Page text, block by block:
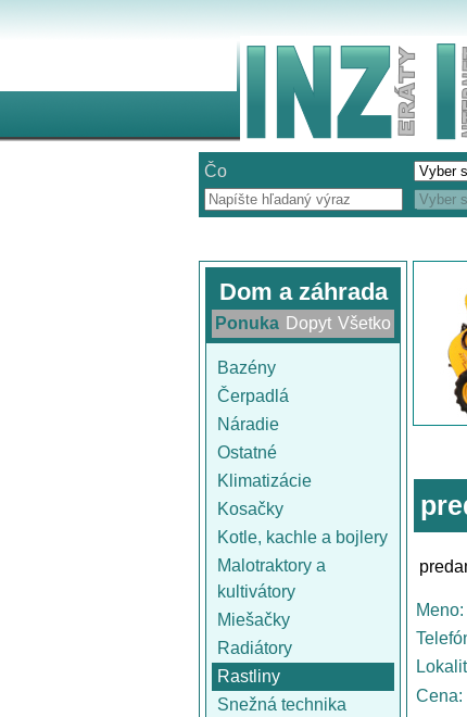
Čo
Dom a záhrada
Ponuka Dopyt Všetko
Bazény
Čerpadlá
Náradie
Ostatné
Klimatizácie
Kosačky
Kotle, kachle a bojlery
Malotraktory a
kultivátory
Miešačky
Radiátory
Rastliny
Snežná technika
Meno:
Cena: